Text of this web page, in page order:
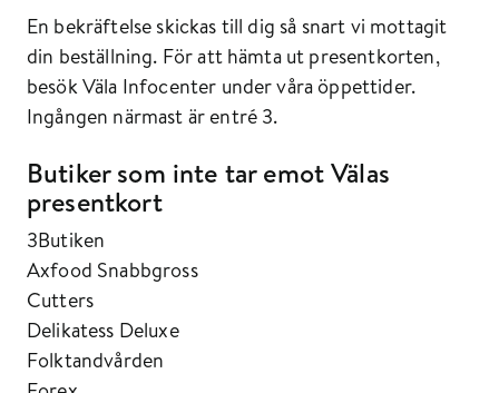
En bekräftelse skickas till dig så snart vi mottagit
din beställning. För att hämta ut presentkorten,
besök Väla Infocenter under våra öppettider.
Ingången närmast är entré 3.
Butiker som inte tar emot Välas
presentkort
3Butiken
Axfood Snabbgross
Cutters
Delikatess Deluxe
Folktandvården